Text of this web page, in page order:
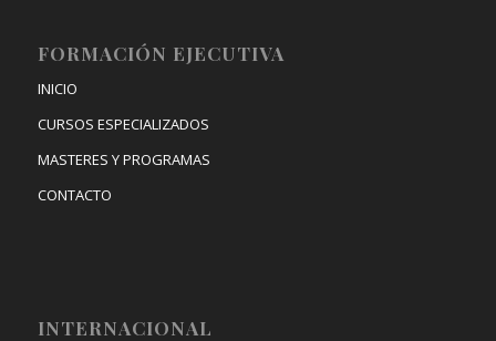
FORMACIÓN EJECUTIVA
INICIO
CURSOS ESPECIALIZADOS
MASTERES Y PROGRAMAS
CONTACTO
INTERNACIONAL